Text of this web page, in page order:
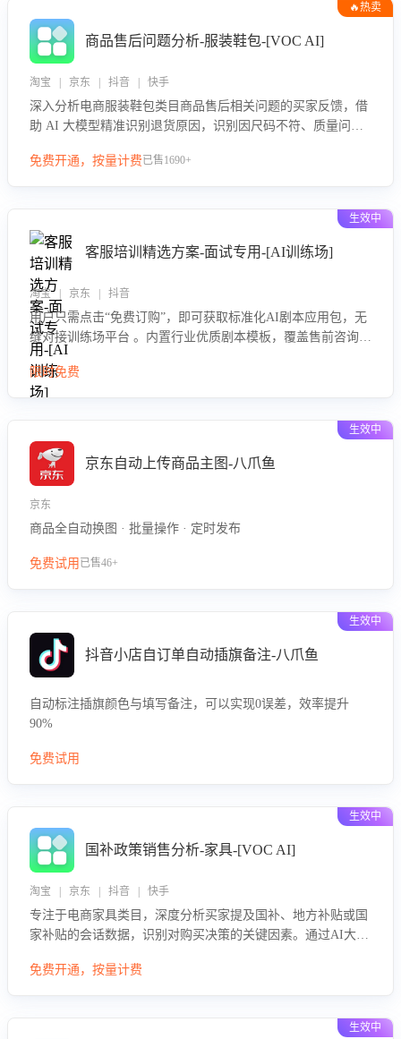
🔥热卖
商品售后问题分析-服装鞋包-[VOC AI]
淘宝 | 京东 | 抖音 | 快手
深入分析电商服装鞋包类目商品售后相关问题的买家反馈，借
助 AI 大模型精准识别退货原因，识别因尺码不符、质量问题
商家优化产品或服务，实现销售额的显著提升。
免费开通，按量计费已售1690+
生效中
客服培训精选方案-面试专用-[AI训练场]
淘宝 | 京东 | 抖音
用户只需点击“免费订购”，即可获取标准化AI剧本应用包，无
缝对接训练场平台 。内置行业优质剧本模板，覆盖售前咨询、
售后处理等全场景，消除复杂部署流程，节省90%的初始化时
间，助力企业快速启动智能客服训练
限时免费
生效中
京东自动上传商品主图-八爪鱼
京东
商品全自动换图 · 批量操作 · 定时发布
免费试用 已售46+
生效中
抖音小店自订单自动插旗备注-八爪鱼
自动标注插旗颜色与填写备注，可以实现0误差，效率提升
90%
免费试用
生效中
国补政策销售分析-家具-[VOC AI]
淘宝 | 京东 | 抖音 | 快手
专注于电商家具类目，深度分析买家提及国补、地方补贴或国
家补贴的会话数据，识别对购买决策的关键因素。通过AI大模
略，助力商家利用国补政策提升GMV。
免费开通，按量计费
生效中